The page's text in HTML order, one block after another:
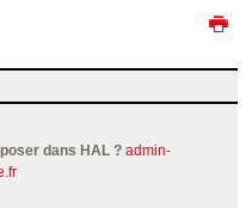
dans HAL ? admin-